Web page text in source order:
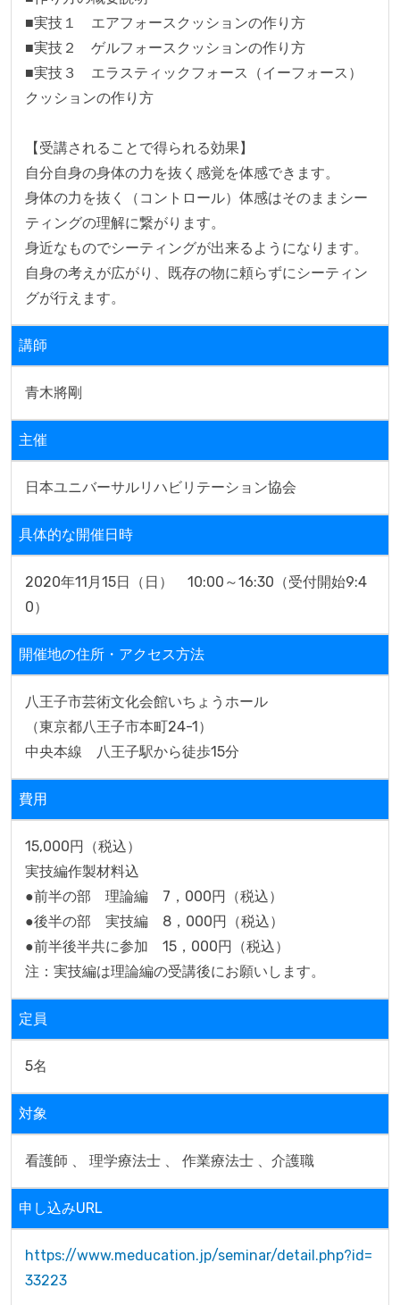
■実技１　エアフォースクッションの作り方
■実技２　ゲルフォースクッションの作り方
■実技３　エラスティックフォース（イーフォース）
クッションの作り方
【受講されることで得られる効果】
自分自身の身体の力を抜く感覚を体感できます。
身体の力を抜く（コントロール）体感はそのままシー
ティングの理解に繋がります。
身近なものでシーティングが出来るようになります。
自身の考えが広がり、既存の物に頼らずにシーティン
グが行えます。
講師
青木將剛
主催
日本ユニバーサルリハビリテーション協会
具体的な開催日時
2020年11月15日（日）　10:00～16:30（受付開始9:4
0）
開催地の住所・アクセス方法
八王子市芸術文化会館いちょうホール
（東京都八王子市本町24-1）
中央本線　八王子駅から徒歩15分
費用
15,000円（税込）
実技編作製材料込
●前半の部　理論編　7，000円（税込）
●後半の部　実技編　8，000円（税込）
●前半後半共に参加　15，000円（税込）
注：実技編は理論編の受講後にお願いします。
定員
5名
対象
看護師 、 理学療法士 、 作業療法士 、介護職
申し込みURL
https://www.meducation.jp/seminar/detail.php?id=
33223